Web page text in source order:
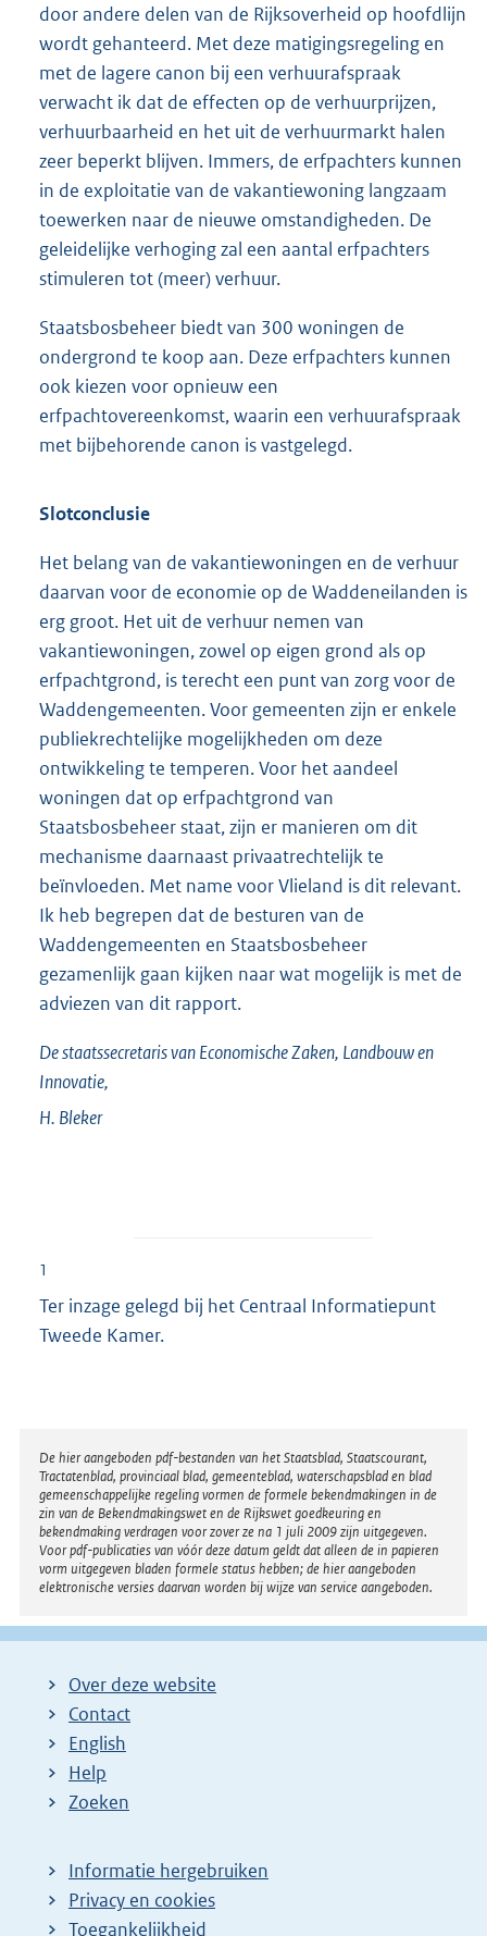
door andere delen van de Rijksoverheid op hoofdlijn
wordt gehanteerd. Met deze matigingsregeling en
met de lagere canon bij een verhuurafspraak
verwacht ik dat de effecten op de verhuurprijzen,
verhuurbaarheid en het uit de verhuurmarkt halen
zeer beperkt blijven. Immers, de erfpachters kunnen
in de exploitatie van de vakantiewoning langzaam
toewerken naar de nieuwe omstandigheden. De
geleidelijke verhoging zal een aantal erfpachters
stimuleren tot (meer) verhuur.
Staatsbosbeheer biedt van 300 woningen de
ondergrond te koop aan. Deze erfpachters kunnen
ook kiezen voor opnieuw een
erfpachtovereenkomst, waarin een verhuurafspraak
met bijbehorende canon is vastgelegd.
Slotconclusie
Het belang van de vakantiewoningen en de verhuur
daarvan voor de economie op de Waddeneilanden is
erg groot. Het uit de verhuur nemen van
vakantiewoningen, zowel op eigen grond als op
erfpachtgrond, is terecht een punt van zorg voor de
Waddengemeenten. Voor gemeenten zijn er enkele
publiekrechtelijke mogelijkheden om deze
ontwikkeling te temperen. Voor het aandeel
woningen dat op erfpachtgrond van
Staatsbosbeheer staat, zijn er manieren om dit
mechanisme daarnaast privaatrechtelijk te
beïnvloeden. Met name voor Vlieland is dit relevant.
Ik heb begrepen dat de besturen van de
Waddengemeenten en Staatsbosbeheer
gezamenlijk gaan kijken naar wat mogelijk is met de
adviezen van dit rapport.
De staatssecretaris van Economische Zaken, Landbouw en
Innovatie,
H. Bleker
1
Ter inzage gelegd bij het Centraal Informatiepunt
Tweede Kamer.
Disclaimer
De hier aangeboden pdf-bestanden van het Staatsblad, Staatscourant,
Tractatenblad, provinciaal blad, gemeenteblad, waterschapsblad en blad
gemeenschappelijke regeling vormen de formele bekendmakingen in de
zin van de Bekendmakingswet en de Rijkswet goedkeuring en
bekendmaking verdragen voor zover ze na 1 juli 2009 zijn uitgegeven.
Voor pdf-publicaties van vóór deze datum geldt dat alleen de in papieren
vorm uitgegeven bladen formele status hebben; de hier aangeboden
elektronische versies daarvan worden bij wijze van service aangeboden.
Over deze website
Contact
English
Help
Zoeken
Informatie hergebruiken
Privacy en cookies
Toegankelijkheid